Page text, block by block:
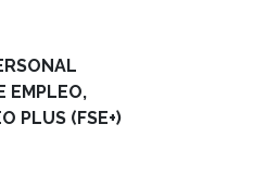
EMPLEO,
PLUS (FSE+)